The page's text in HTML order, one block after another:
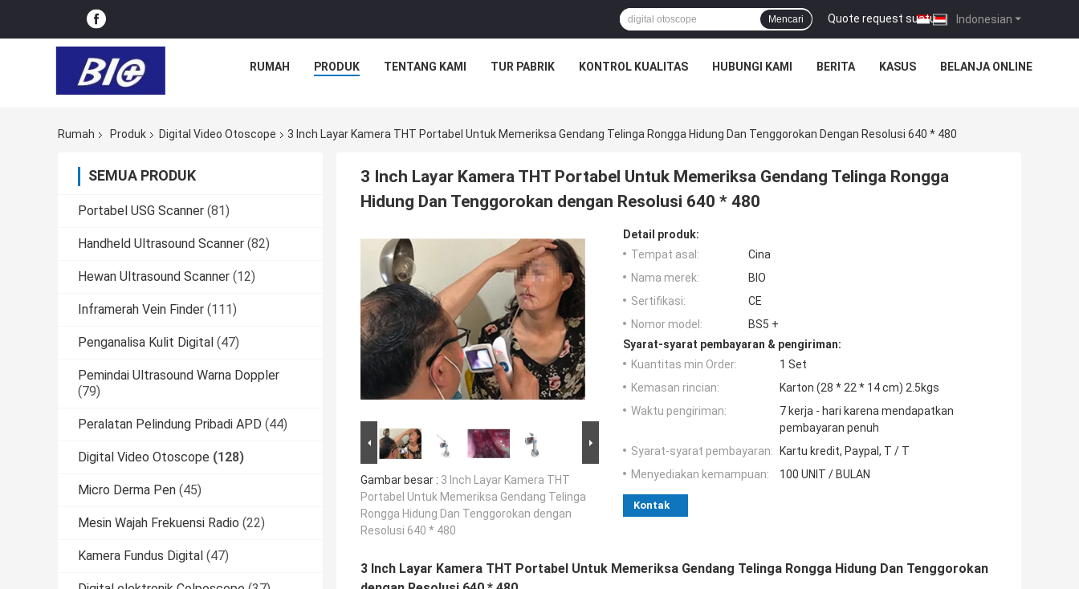
Indonesian
Quote request suatu |
Mencari
RUMAH PRODUK TENTANG KAMI TUR PABRIK KONTROL KUALITAS HUBUNGI KAMI BERITA KASUS BELANJA ONLINE
Rumah Produk Digital Video Otoscope 3 Inch Layar Kamera THT Portabel Untuk Memeriksa Gendang Telinga Rongga Hidung Dan Tenggorokan Dengan Resolusi 640 * 480
SEMUA PRODUK
Portabel USG Scanner (81)
Handheld Ultrasound Scanner (82)
Hewan Ultrasound Scanner (12)
Inframerah Vein Finder (111)
Penganalisa Kulit Digital (47)
Pemindai Ultrasound Warna Doppler
(79)
Peralatan Pelindung Pribadi APD (44)
Digital Video Otoscope (128)
Micro Derma Pen (45)
Mesin Wajah Frekuensi Radio (22)
Kamera Fundus Digital (47)
3 Inch Layar Kamera THT Portabel Untuk Memeriksa Gendang Telinga Rongga
Hidung Dan Tenggorokan dengan Resolusi 640 * 480
Gambar besar : 3 Inch Layar Kamera THT
Portabel Untuk Memeriksa Gendang Telinga
Rongga Hidung Dan Tenggorokan dengan
Resolusi 640 * 480
Detail produk:
Tempat asal:
Cina
Nama merek:
BIO
Sertifikasi:
CE
Nomor model:
BS5 +
Syarat-syarat pembayaran & pengiriman:
Kuantitas min Order:
1 Set
Kemasan rincian:
Karton (28 * 22 * ​​14 cm) 2.5kgs
Waktu pengiriman:
7 kerja - hari karena mendapatkan
pembayaran penuh
Syarat-syarat pembayaran:
Kartu kredit, Paypal, T / T
Menyediakan kemampuan:
100 UNIT / BULAN
Kontak
3 Inch Layar Kamera THT Portabel Untuk Memeriksa Gendang Telinga Rongga Hidung Dan Tenggorokan